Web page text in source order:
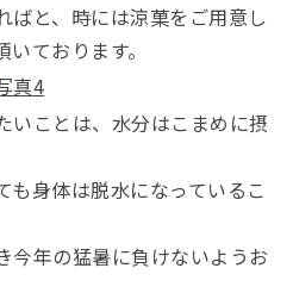
ばと、時には涼菓をご用意し
ております。
いことは、水分はこまめに摂
も身体は脱水になっているこ
今年の猛暑に負けないようお